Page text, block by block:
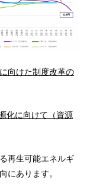
向けた制度改革の
化に向けて（資源
再生可能エネルギ
にあります。